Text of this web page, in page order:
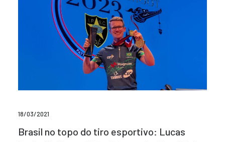
18/03/2021
Brasil no topo do tiro esportivo: Lucas